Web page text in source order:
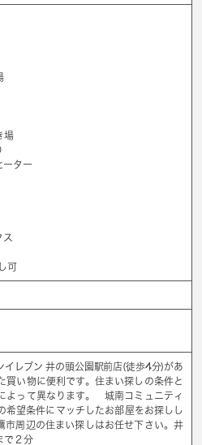
場
ーター
ス
可
イレブン 井の頭公園駅前店(徒歩4分)があ
買い物に便利です。住まい探しの条件と
よって異なります。 城南コミュニティ
希望条件にマッチしたお部屋をお探しし
市周辺の住まい探しはお任せ下さい。井
で２分